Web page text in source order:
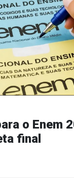
o Enem
final